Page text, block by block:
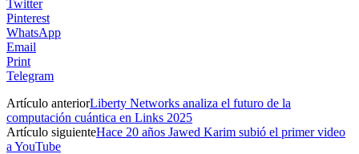
Twitter
Pinterest
WhatsApp
Email
Print
Telegram
Artículo anteriorLiberty Networks analiza el futuro de la
computación cuántica en Links 2025
Artículo siguienteHace 20 años Jawed Karim subió el primer video
a YouTube